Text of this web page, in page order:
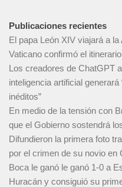
Publicaciones recientes
El papa León XIV viajará a
Vaticano confirmó el
Los creadores de ChatGPT
inteligencia artificial
inéditos”
En medio de la tensión con
que el Gobierno sostendrá
Difundieron la primera foto
por el crimen de su novio en
Boca le ganó le ganó 1-0 a
Huracán y consiguió su